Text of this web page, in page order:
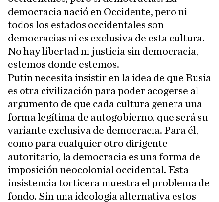
democracia nació en Occidente, pero ni
todos los estados occidentales son
democracias ni es exclusiva de esta cultura.
No hay libertad ni justicia sin democracia,
estemos donde estemos.
Putin necesita insistir en la idea de que Rusia
es otra civilización para poder acogerse al
argumento de que cada cultura genera una
forma legítima de autogobierno, que será su
variante exclusiva de democracia. Para él,
como para cualquier otro dirigente
autoritario, la democracia es una forma de
imposición neocolonial occidental. Esta
insistencia torticera muestra el problema de
fondo. Sin una ideología alternativa estos